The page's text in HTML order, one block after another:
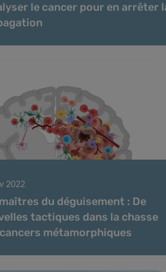
le cancer pour en arrêter
2022
du déguisement : De
tactiques dans la chasse
métamorphiques